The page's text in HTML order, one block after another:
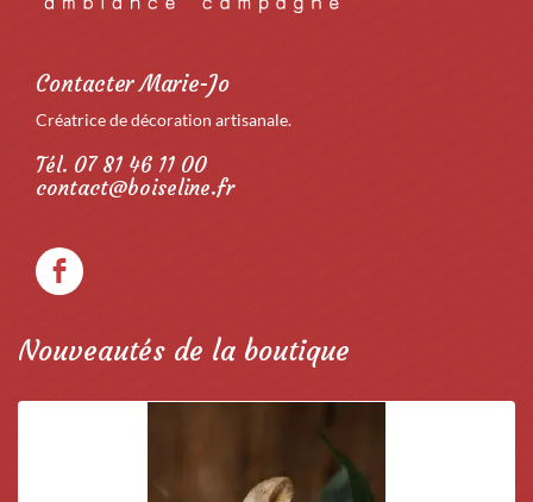
Contacter Marie-Jo
Créatrice de décoration artisanale.
Tél. 07 81 46 11 00
contact@boiseline.fr
Nouveautés de la boutique